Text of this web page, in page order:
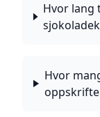
Hvor lang
Hvor